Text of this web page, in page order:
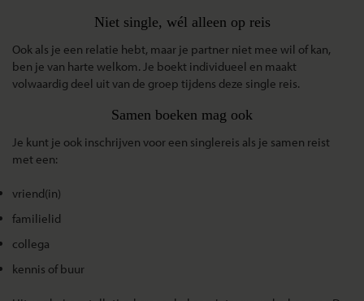
Niet single, wél alleen op reis
Ook als je een relatie hebt, maar je partner niet mee wil of kan,
ben je van harte welkom. Je boekt individueel en maakt
volwaardig deel uit van de groep tijdens deze single reis.
Samen boeken mag ook
Je kunt je ook inschrijven voor een singlereis als je samen reist
met een:
vriend(in)
familielid
collega
kennis of buur